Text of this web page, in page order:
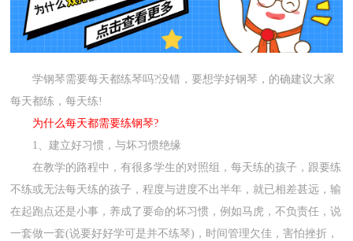
学钢琴需要每天都练琴吗?没错，要想学好钢琴，的确建议大家
每天都练，每天练!
为什么每天都需要练钢琴?
1、建立好习惯，与坏习惯绝缘
在教学的路程中，有很多学生的对照组，每天练的孩子，跟要练
不练或无法每天练的孩子，程度与进度不出半年，就已相差甚远，输
在起跑点还是小事，养成了要命的坏习惯，例如马虎，不负责任，说
一套做一套(说要好好学可是并不练琴)，时间管理欠佳，害怕挫折，